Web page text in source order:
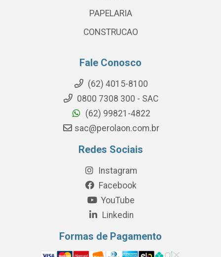
PAPELARIA
CONSTRUCAO
Fale Conosco
(62) 4015-8100
0800 7308 300 - SAC
(62) 99821-4822
sac@perolaon.com.br
Redes Sociais
Instagram
Facebook
YouTube
Linkedin
Formas de Pagamento